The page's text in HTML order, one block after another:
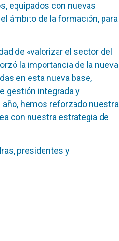
equipados con nuevas
ámbito de la formación, para
de «valorizar el sector del
la importancia de la nueva
en esta nueva base,
gestión integrada y
hemos reforzado nuestra
con nuestra estrategia de
presidentes y